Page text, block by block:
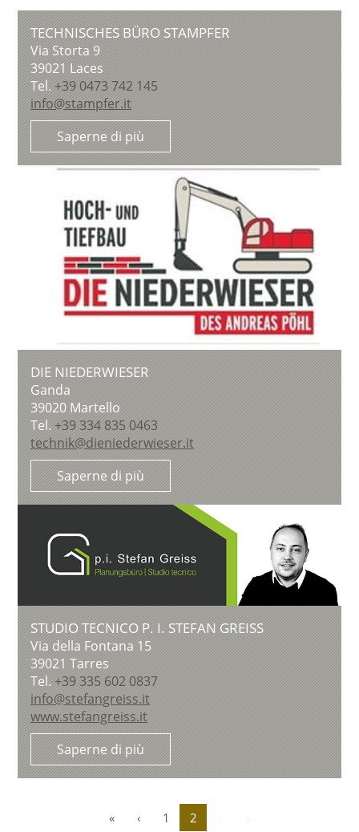
TECHNISCHES BÜRO STAMPFER
Via Storta 9
39021 Laces
Tel.+39 0473 742 145
info@stampfer.it
Saperne di più
DIE NIEDERWIESER
Ganda
39020 Martello
Tel. +39 334 835 0463
technik@dieniederwieser.it
Saperne di più
STUDIO TECNICO P. I. STEFAN GREISS
Via della Fontana 15
39021 Tarres
Tel. +39 335 602 0837
info@stefangreiss.it
www.stefangreiss.it
Saperne di più
« ‹ 1 2